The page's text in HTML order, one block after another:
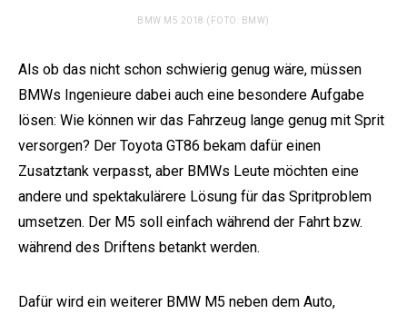
BMW M5 2018 (FOTO: BMW)
Als ob das nicht schon schwierig genug wäre, müssen
BMWs Ingenieure dabei auch eine besondere Aufgabe
lösen: Wie können wir das Fahrzeug lange genug mit Sprit
versorgen? Der Toyota GT86 bekam dafür einen
Zusatztank verpasst, aber BMWs Leute möchten eine
andere und spektakulärere Lösung für das Spritproblem
umsetzen. Der M5 soll einfach während der Fahrt bzw.
während des Driftens betankt werden.
Dafür wird ein weiterer BMW M5 neben dem Auto,